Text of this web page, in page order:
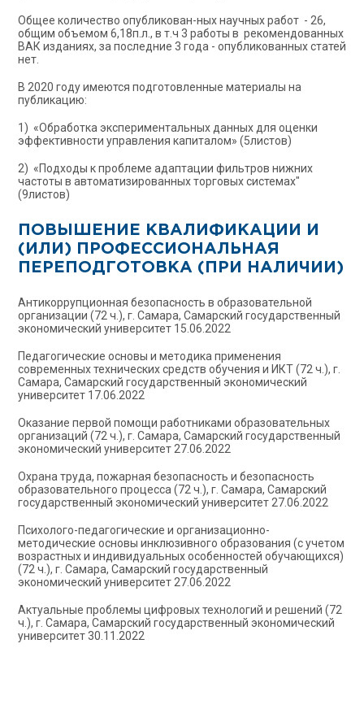
Общее количество опубликован-ных научных работ - 26,
общим объемом 6,18п.л., в т.ч 3 работы в рекомендованных
ВАК изданиях, за последние 3 года - опубликованных статей
нет.
В 2020 году имеются подготовленные материалы на
публикацию:
1) «Обработка экспериментальных данных для оценки
эффективности управления капиталом» (5листов)
2) «Подходы к проблеме адаптации фильтров нижних
частоты в автоматизированных торговых системах"
(9листов)
ПОВЫШЕНИЕ КВАЛИФИКАЦИИ И
(ИЛИ) ПРОФЕССИОНАЛЬНАЯ
ПЕРЕПОДГОТОВКА (ПРИ НАЛИЧИИ)
Антикоррупционная безопасность в образовательной
организации (72 ч.), г. Самара, Самарский государственный
экономический университет 15.06.2022
Педагогические основы и методика применения
современных технических средств обучения и ИКТ (72 ч.), г.
Самара, Самарский государственный экономический
университет 17.06.2022
Оказание первой помощи работниками образовательных
организаций (72 ч.), г. Самара, Самарский государственный
экономический университет 27.06.2022
Охрана труда, пожарная безопасность и безопасность
образовательного процесса (72 ч.), г. Самара, Самарский
государственный экономический университет 27.06.2022
Психолого-педагогические и организационно-
методические основы инклюзивного образования (с учетом
возрастных и индивидуальных особенностей обучающихся)
(72 ч.), г. Самара, Самарский государственный
экономический университет 27.06.2022
Актуальные проблемы цифровых технологий и решений (72
ч.), г. Самара, Самарский государственный экономический
университет 30.11.2022